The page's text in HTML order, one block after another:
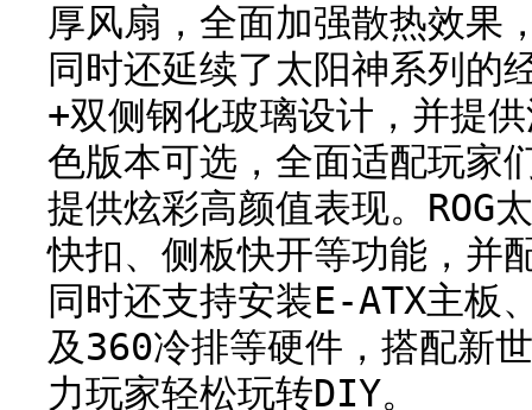
厚风扇，全面加强散热效果
同时还延续了太阳神系列的
+双侧钢化玻璃设计，并提
色版本可选，全面适配玩家
提供炫彩高颜值表现。ROG
快扣、侧板快开等功能，并
同时还支持安装E-ATX主板
及360冷排等硬件，搭配新
力玩家轻松玩转DIY。